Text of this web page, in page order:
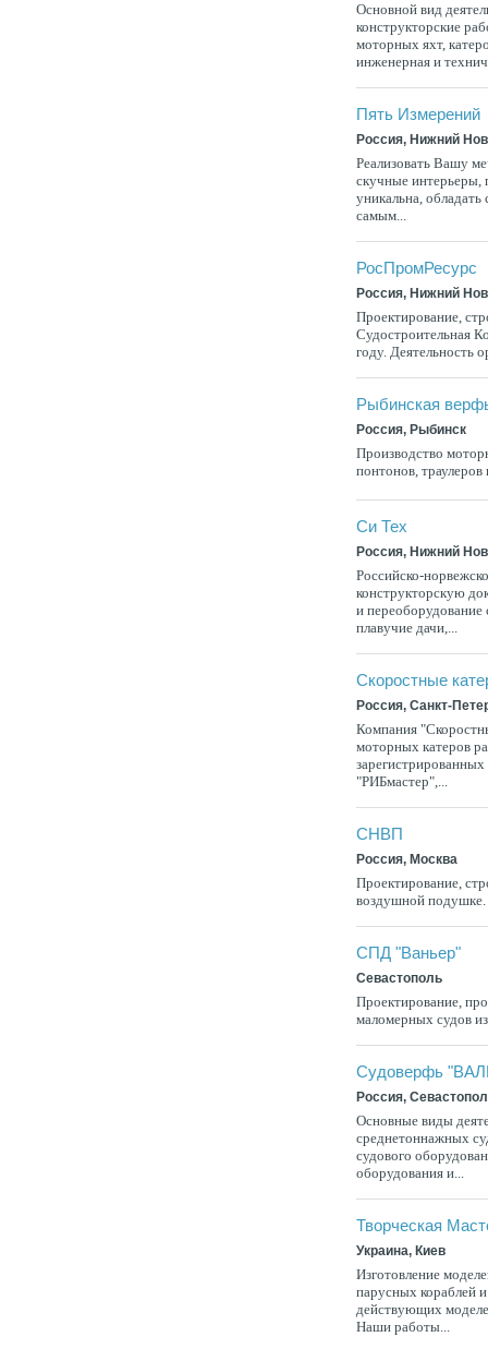
Основной вид
конструкторские
моторных яхт,
инженерная и
Пять Измерений
Россия, Нижний
Реализовать Вашу
скучные интерьеры,
уникальна,
самым...
РосПромРесурс
Россия, Нижний
Проектирование,
Судостроительная
году. Деятельность
Рыбинская
Россия, Рыбинск
Производство
понтонов,
Си Тех
Россия, Нижний
Российско-
конструкторскую
и
плавучие дачи,...
Скоростные
Россия, Санкт-
Компания
моторных катеров
"РИБмастер",...
СНВП
Россия, Москва
Проектирование,
воздушной подушке.
СПД "Ваньер"
Севастополь
Проектирование,
маломерных судов
Судоверфь
Россия,
Основные виды
среднетоннажных
судового
оборудования и...
Творческая
Украина, Киев
Изготовление
парусных кораблей
действующих
Наши работы...